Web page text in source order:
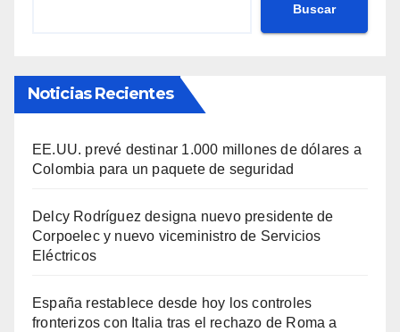
Buscar
Noticias Recientes
EE.UU. prevé destinar 1.000 millones de dólares a
Colombia para un paquete de seguridad
Delcy Rodríguez designa nuevo presidente de
Corpoelec y nuevo viceministro de Servicios
Eléctricos
España restablece desde hoy los controles
fronterizos con Italia tras el rechazo de Roma a